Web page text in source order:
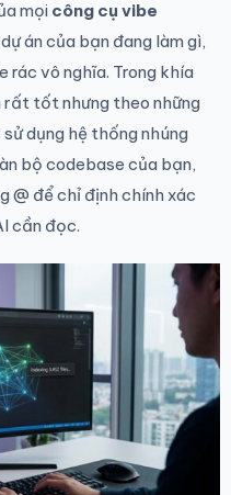
mọi công cụ vibe
án của bạn đang làm gì,
rác vô nghĩa. Trong khía
rất tốt nhưng theo những
dụng hệ thống nhúng
bộ codebase của bạn,
@ để chỉ định chính xác
cần đọc.